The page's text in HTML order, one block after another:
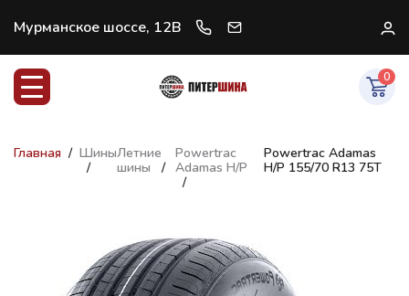
Мурманское шоссе, 12В +7 (812) 997-07-47
0
Главная ШиныЛетние
шины
Powertrac
Adamas H/P
Powertrac Adamas
H/P 155/70 R13 75T